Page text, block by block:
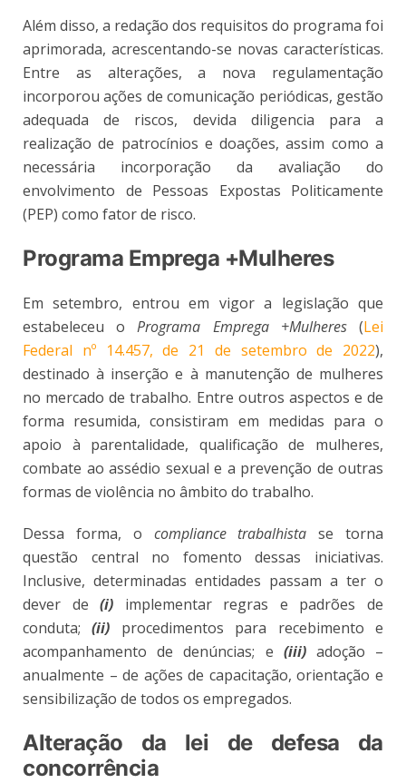
Além disso, a redação dos requisitos do programa foi
aprimorada, acrescentando-se novas características.
Entre as alterações, a nova regulamentação
incorporou ações de comunicação periódicas, gestão
adequada de riscos, devida diligencia para a
realização de patrocínios e doações, assim como a
necessária incorporação da avaliação do
envolvimento de Pessoas Expostas Politicamente
(PEP) como fator de risco.
Programa Emprega +Mulheres
Em setembro, entrou em vigor a legislação que
estabeleceu oPrograma Emprega +Mulheres(Lei
Federal nº 14.457, de 21 de setembro de 2022),
destinado à inserção e à manutenção de mulheres
no mercado de trabalho. Entre outros aspectos e de
forma resumida, consistiram em medidas para o
apoio à parentalidade, qualificação de mulheres,
combate ao assédio sexual e a prevenção de outras
formas de violência no âmbito do trabalho.
Dessa forma, o compliance trabalhista se torna
questão central no fomento dessas iniciativas.
Inclusive, determinadas entidades passam a ter o
dever de(i) implementar regras e padrões de
conduta;(ii) procedimentos para recebimento e
acompanhamento de denúncias; e (iii)adoção –
anualmente – de ações de capacitação, orientação e
sensibilização de todos os empregados.
Alteração da lei de defesa da
concorrência